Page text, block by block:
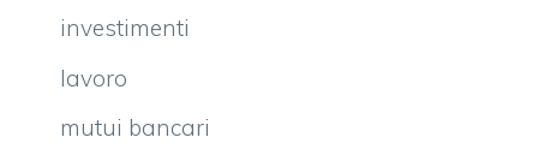
investimenti
lavoro
mutui bancari